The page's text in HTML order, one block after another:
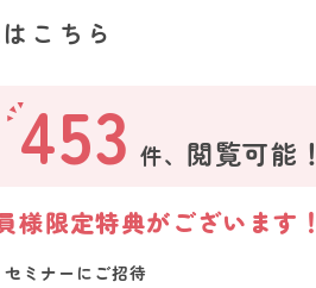
こちら
453 件、 閲覧可能！
様限定特典がございます！
ミナーにご招待